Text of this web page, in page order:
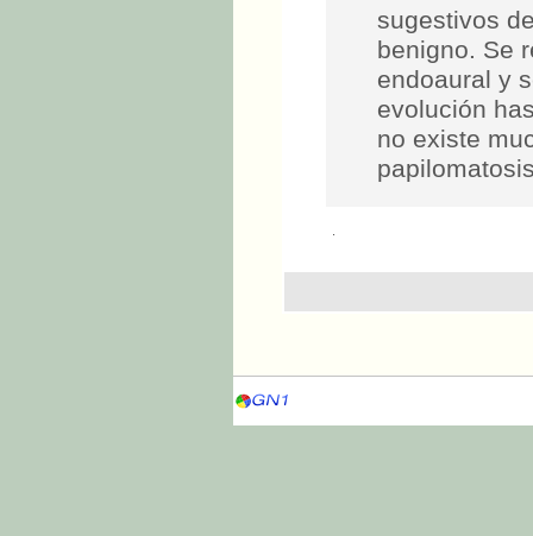
sugestivos
benigno. Se
endoaural y
evolución
no existe